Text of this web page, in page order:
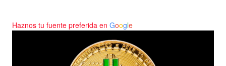
Haznos tu fuente preferida en Google